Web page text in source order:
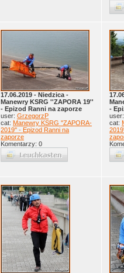
17.06.2019 - Niedzica -
Manewry KSRG ''ZAPORA 19''
- Epizod Ranni na zaporze
user: GrzegorzP
cat: Manewry KSRG ''ZAPORA-
2019'' - Epizod Ranni na
zaporze
Komentarzy: 0
-
cat: